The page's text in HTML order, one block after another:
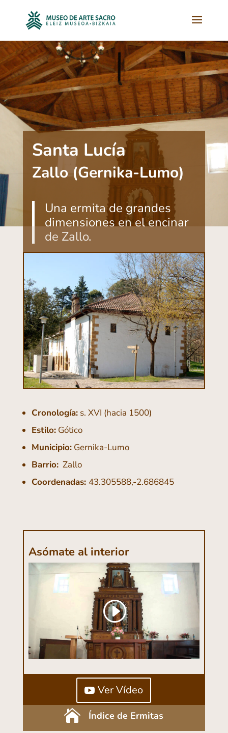
Santa Lucía
Zallo (Gernika-Lumo)
Una ermita de grandes
dimensiones en el encinar
de Zallo.
Cronología:s. XVI (hacia 1500)
Estilo:Gótico
Municipio:Gernika-Lumo
Barrio:Zallo
Coordenadas: 43.305588,-2.686845
Asómate al interior
Ver Vídeo
 Índice de Ermitas